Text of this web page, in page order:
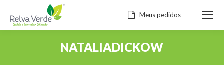
Meus pedidos
NATALIADICKOW